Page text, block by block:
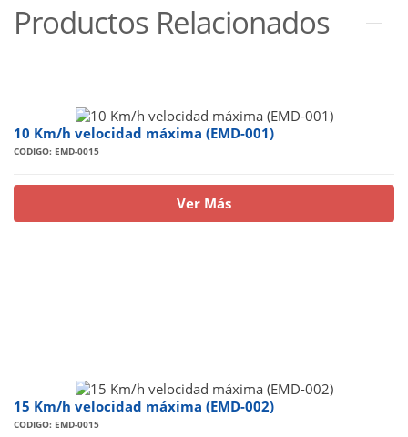
Productos Relacionados
10 Km/h velocidad máxima (EMD-001)
CODIGO: EMD-0015
Ver Más
15 Km/h velocidad máxima (EMD-002)
CODIGO: EMD-0015